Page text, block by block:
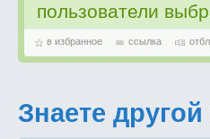
пользователи
в избранное ссылка
Знаете другой